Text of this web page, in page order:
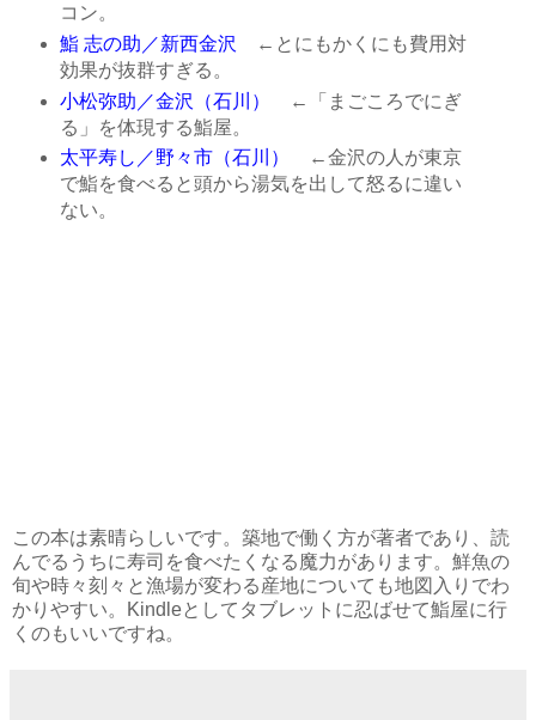
コン。
鮨 志の助／新西金沢 ←とにもかくにも費用対
効果が抜群すぎる。
小松弥助／金沢（石川）
←「まごころでにぎ
る」を体現する鮨屋。
太平寿し／野々市（石川）
←金沢の人が東京
で鮨を食べると頭から湯気を出して怒るに違い
ない。
この本は素晴らしいです。築地で働く方が著者であり、読
んでるうちに寿司を食べたくなる魔力があります。鮮魚の
旬や時々刻々と漁場が変わる産地についても地図入りでわ
かりやすい。Kindleとしてタブレットに忍ばせて鮨屋に行
くのもいいですね。